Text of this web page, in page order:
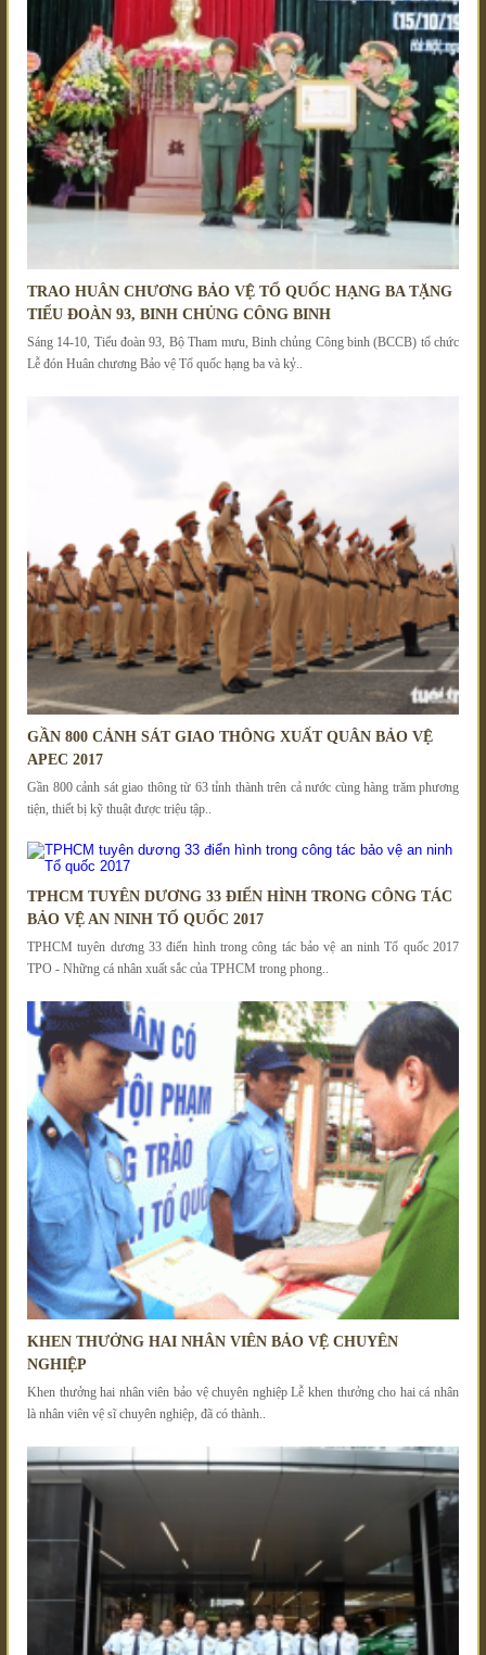
TRAO HUÂN CHƯƠNG BẢO VỆ TỔ QUỐC HẠNG BA TẶNG
TIỂU ĐOÀN 93, BINH CHỦNG CÔNG BINH
Sáng 14-10, Tiểu đoàn 93, Bộ Tham mưu, Binh chủng Công binh (BCCB) tổ chức
Lễ đón Huân chương Bảo vệ Tổ quốc hạng ba và kỷ..
GẦN 800 CẢNH SÁT GIAO THÔNG XUẤT QUÂN BẢO VỆ
APEC 2017
Gần 800 cảnh sát giao thông từ 63 tỉnh thành trên cả nước cùng hàng trăm phương
tiện, thiết bị kỹ thuật được triệu tập..
TPHCM TUYÊN DƯƠNG 33 ĐIỂN HÌNH TRONG CÔNG TÁC
BẢO VỆ AN NINH TỔ QUỐC 2017
TPHCM tuyên dương 33 điển hình trong công tác bảo vệ an ninh Tổ quốc 2017
TPO - Những cá nhân xuất sắc của TPHCM trong phong..
KHEN THƯỞNG HAI NHÂN VIÊN BẢO VỆ CHUYÊN
NGHIỆP
Khen thưởng hai nhân viên bảo vệ chuyên nghiệp Lễ khen thưởng cho hai cá nhân
là nhân viên vệ sĩ chuyên nghiệp, đã có thành..